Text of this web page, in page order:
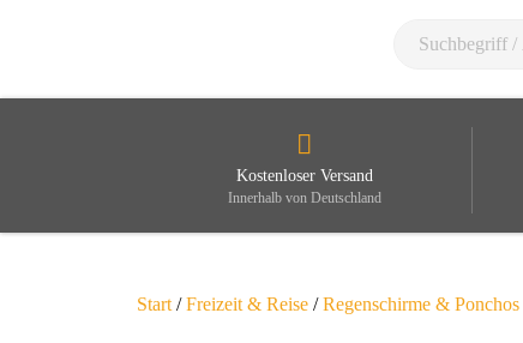
Kostenloser Versand
Innerhalb von Deutschland
Start /Freizeit & Reise /Regenschirme & Ponchos